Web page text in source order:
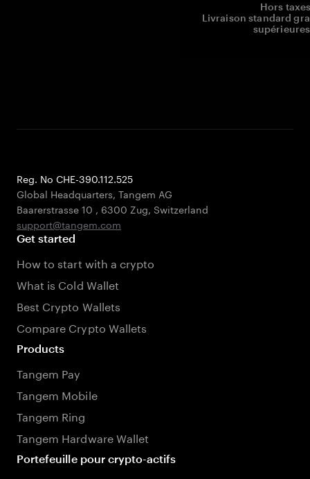
Hors
Livraison standard
Reg. No CHE-390.112.525
Global Headquarters, Tangem AG
Baarerstrasse 10 , 6300 Zug, Switzerland
support@tangem.com
Get started
How to start with a crypto
What is Cold Wallet
Best Crypto Wallets
Compare Crypto Wallets
Products
Tangem Pay
Tangem Mobile
Tangem Ring
Tangem Hardware Wallet
Portefeuille pour crypto-actifs